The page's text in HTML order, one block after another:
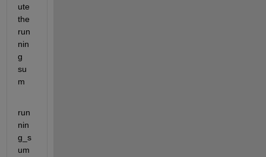
ute
the
run
nin
g
su
m
run
nin
g_s
um